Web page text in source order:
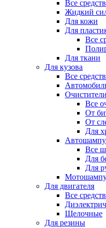
Все
Жидкий
Для кожи
Для
Все
Для ткани
Для кузова
Все
Очистители
Все
От
От
Для
Все
Для
Для
Для двигателя
Все
Щелочные
Для резины